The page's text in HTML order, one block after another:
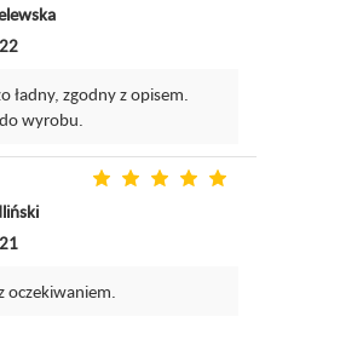
ładny, zgodny z opisem.
wyrobu.
oczekiwaniem.